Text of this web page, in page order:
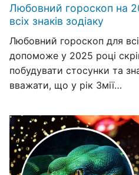
Любовний гороскоп на
всіх знаків зодіаку
Любовний гороскоп для
допоможе у 2025 році
побудувати стосунки та
вважати, що у рік Змії…